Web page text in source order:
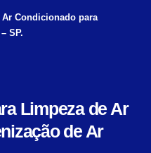
Condicionado para
SP.
Limpeza de Ar
de Ar